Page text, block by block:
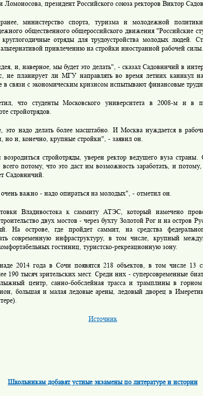
президент Российского союза ректоров Виктор
министерство спорта, туризма и молодежной
общественного общероссийского движения "Российские
круглогодичные отряды для трудоустройства молодых людей.
привлечению на стройки иностранной рабочей силы.
и, наверное, мы будет это делать", - сказал Садовничий в
не планирует ли МГУ направлять во время летних каникул
в связи с экономическим кризисом испытывают финансовые
что студенты Московского университета в 2008-м и в
стройотрядов.
это надо делать более масштабно. И Москва нуждается в
но и, конечно, крупные стройки", - заявил он.
стройотряды, уверен ректор ведущего вуза страны.
потому, что это даст им возможность заработать, и
Садовничий.
важно - надо опираться на молодых", - отметил он.
Владивостока к саммиту АТЭС, который намечено
двух мостов - через бухту Золотой Рог и на остров
На острове, где пройдет саммит, на средства
современную инфраструктуру, в том числе, крупный
гостиниц, туристско-рекреационную зону.
2014 года в Сочи появятся 218 объектов, в том числе 13
190 тысяч зрительских мест. Среди них - суперсовременные
центр, санно-бобслейная трасса и трамплины в горном
большая и малая ледовые арены, ледовый дворец в
Источник
Школьникам добавят устные экзамены по литературе и истории